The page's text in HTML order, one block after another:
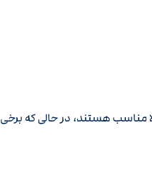
مناسب هستند، در حالی که برخی